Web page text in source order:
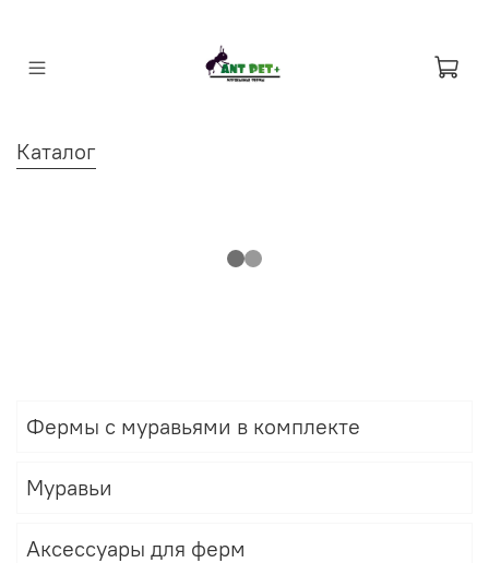
Каталог
Фермы с муравьями в комплекте
Муравьи
Аксессуары для ферм